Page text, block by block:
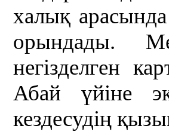
халық
орындады.
негізделген
Абай үйіне
кездесудің